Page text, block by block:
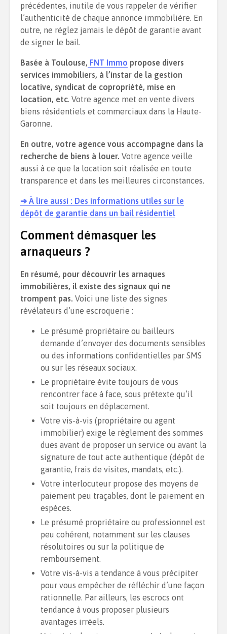
précédentes, inutile de vous rappeler de vérifier
l’authenticité de chaque annonce immobilière. En
outre, ne réglez jamais le dépôt de garantie avant
de signer le bail.
Basée à Toulouse, FNT Immo propose divers
services immobiliers, à l’instar de la gestion
locative, syndicat de copropriété, mise en
location, etc. Votre agence met en vente divers
biens résidentiels et commerciaux dans la Haute-
Garonne.
En outre, votre agence vous accompagne dans la
recherche de biens à louer. Votre agence veille
aussi à ce que la location soit réalisée en toute
transparence et dans les meilleures circonstances.
➔ À lire aussi : Des informations utiles sur le
dépôt de garantie dans un bail résidentiel
Comment démasquer les
arnaqueurs ?
En résumé, pour découvrir les arnaques
immobilières, il existe des signaux qui ne
trompent pas. Voici une liste des signes
révélateurs d’une escroquerie :
Le présumé propriétaire ou bailleurs
demande d’envoyer des documents sensibles
ou des informations confidentielles par SMS
ou sur les réseaux sociaux.
Le propriétaire évite toujours de vous
rencontrer face à face, sous prétexte qu’il
soit toujours en déplacement.
Votre vis-à-vis (propriétaire ou agent
immobilier) exige le règlement des sommes
dues avant de proposer un service ou avant la
signature de tout acte authentique (dépôt de
garantie, frais de visites, mandats, etc.).
Votre interlocuteur propose des moyens de
paiement peu traçables, dont le paiement en
espèces.
Le présumé propriétaire ou professionnel est
peu cohérent, notamment sur les clauses
résolutoires ou sur la politique de
remboursement.
Votre vis-à-vis a tendance à vous précipiter
pour vous empêcher de réfléchir d’une façon
rationnelle. Par ailleurs, les escrocs ont
tendance à vous proposer plusieurs
avantages irréels.